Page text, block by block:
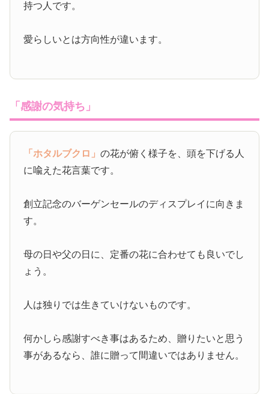
持つ人です。
愛らしいとは方向性が違います。
「感謝の気持ち」
「ホタルブクロ」の花が俯く様子を、頭を下げる人
に喩えた花言葉です。
創立記念のバーゲンセールのディスプレイに向きま
す。
母の日や父の日に、定番の花に合わせても良いでし
ょう。
人は独りでは生きていけないものです。
何かしら感謝すべき事はあるため、贈りたいと思う
事があるなら、誰に贈って間違いではありません。